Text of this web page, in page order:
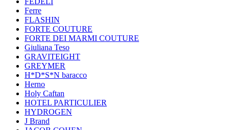
Ferre
FLASHIN
FORTE COUTURE
FORTE DEI MARMI COUTURE
Giuliana Teso
GRAVITEIGHT
GREYMER
H*D*S*N baracco
Herno
Holy Caftan
HOTEL PARTICULIER
HYDROGEN
J Brand